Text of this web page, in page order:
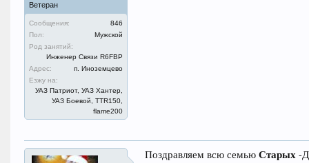
Ветеран
Сообщения:
846
Пол:
Мужской
Род занятий:
Инженер Связи R6FBP
Адрес:
п. Иноземцево
Езжу на:
УАЗ Патриот, УАЗ Хантер,
УАЗ Боевой, TTR150,
flame200
Поздравляем всю семью Старых-